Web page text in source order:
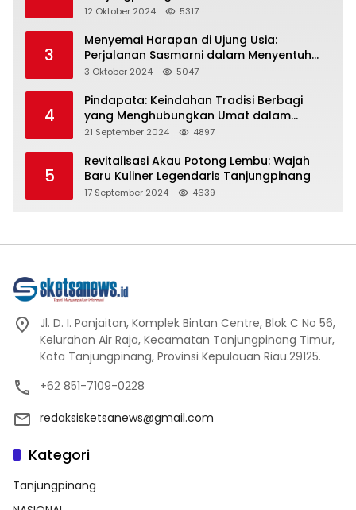
Representasi
12 Oktober 2024 5317
3
Menyemai Harapan di Ujung Usia:
Perjalanan Sasmarni dalam Menyentuh
Hati dan Jiwa
3 Oktober 2024 5047
4
Pindapata: Keindahan Tradisi Berbagi
yang Menghubungkan Umat dalam
Spiritualitas dan Kebersamaan dalam
21 September 2024 4897
5
Revitalisasi Akau Potong Lembu: Wajah
Baru Kuliner Legendaris Tanjungpinang
17 September 2024 4639
Jl. D. I. Panjaitan, Komplek Bintan Centre, Blok C No 56,
Kelurahan Air Raja, Kecamatan Tanjungpinang Timur,
Kota Tanjungpinang, Provinsi Kepulauan Riau.29125.
+62 851-7109-0228
redaksisketsanews@gmail.com
Kategori
Tanjungpinang